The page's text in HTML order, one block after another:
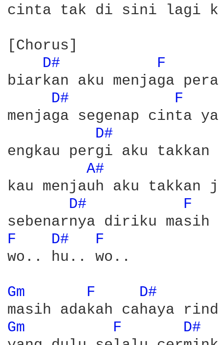
cinta tak di sini lagi
[Chorus]
D#
F
biarkan aku menjaga
D#
F
menjaga segenap cinta
D#
engkau pergi aku
A#
kau menjauh aku takkan
D#
F
F D#
F
wo.. hu.. wo..
Gm F D#
Gm F D#